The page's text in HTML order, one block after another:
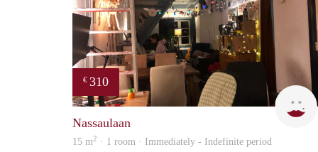
€ 310
Nassaulaan
15 m2 · 1 room · Immediately - Indefinite period